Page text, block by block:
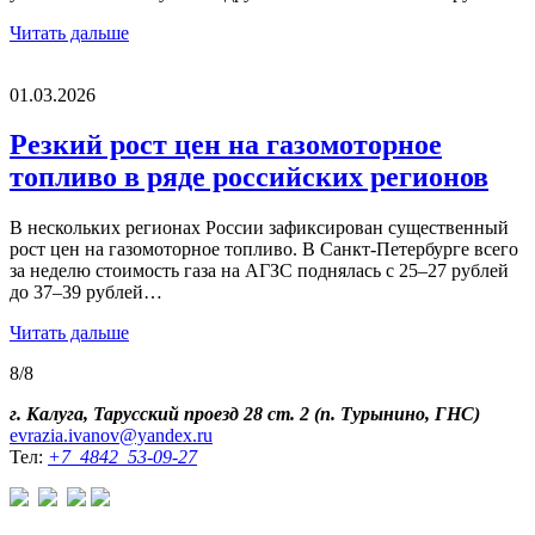
Читать дальше
01.03.2026
Резкий рост цен на газомоторное
топливо в ряде российских регионов
В нескольких регионах России зафиксирован существенный
рост цен на газомоторное топливо. В Санкт‑Петербурге всего
за неделю стоимость газа на АГЗС поднялась с 25–27 рублей
до 37–39 рублей…
Читать дальше
8/8
г. Калуга, Тарусский проезд 28 ст. 2 (п. Турынино, ГНС)
evrazia.ivanov@yandex.ru
Тел: +7 4842 53-09-27